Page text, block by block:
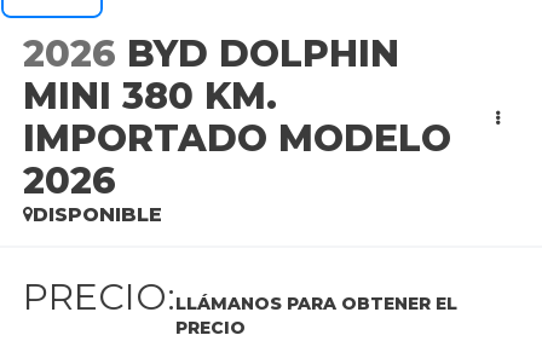
2026 BYD DOLPHIN
MINI 380 KM.
IMPORTADO MODELO
2026
DISPONIBLE
PRECIO:LLÁMANOS PARA OBTENER EL
PRECIO